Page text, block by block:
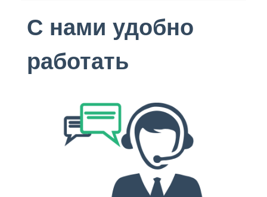
С нами удобно
работать